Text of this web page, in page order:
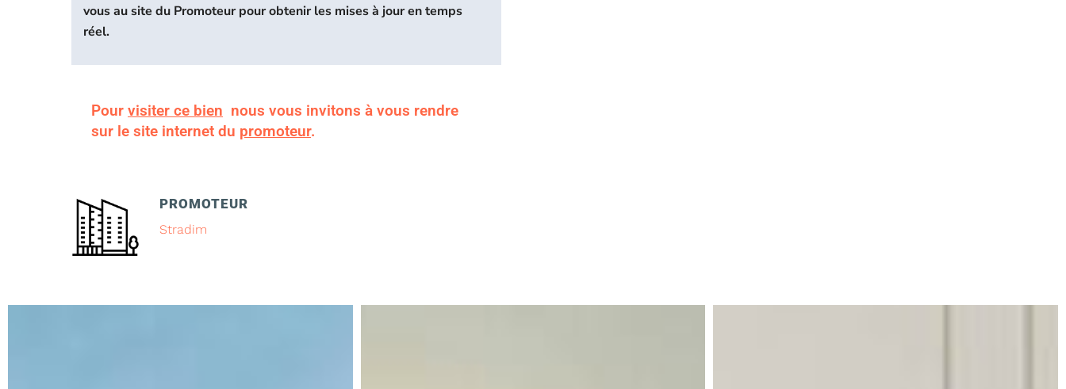
vous au site du Promoteur pour obtenir les mises à jour en temps
réel.
Pour visiter ce bien nous vous invitons à vous rendre
sur le site internet du promoteur.
PROMOTEUR
Stradim